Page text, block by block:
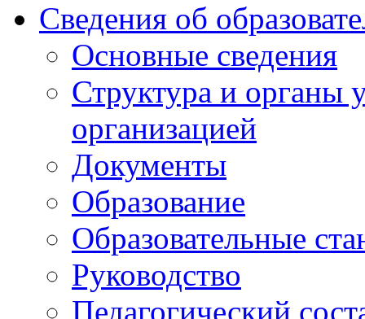
Сведения об
Основные сведения
Структура и органы
организацией
Документы
Образование
Образовательные
Руководство
Педагогический